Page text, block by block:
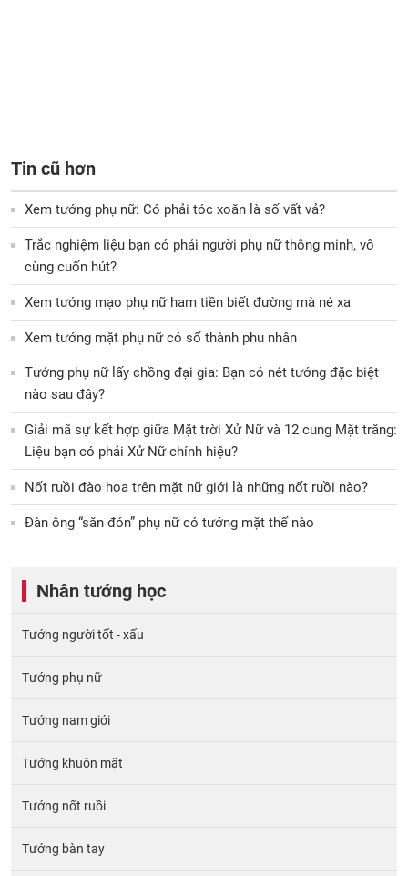
Tin cũ hơn
Xem tướng phụ nữ: Có phải tóc xoăn là số vất vả?
Trắc nghiệm liệu bạn có phải người phụ nữ thông minh, vô
cùng cuốn hút?
Xem tướng mạo phụ nữ ham tiền biết đường mà né xa
Xem tướng mặt phụ nữ có số thành phu nhân
Tướng phụ nữ lấy chồng đại gia: Bạn có nét tướng đặc biệt
nào sau đây?
Giải mã sự kết hợp giữa Mặt trời Xử Nữ và 12 cung Mặt trăng:
Liệu bạn có phải Xử Nữ chính hiệu?
Nốt ruồi đào hoa trên mặt nữ giới là những nốt ruồi nào?
Đàn ông “săn đón” phụ nữ có tướng mặt thế nào
Nhân tướng học
Tướng người tốt - xấu
Tướng phụ nữ
Tướng nam giới
Tướng khuôn mặt
Tướng nốt ruồi
Tướng bàn tay